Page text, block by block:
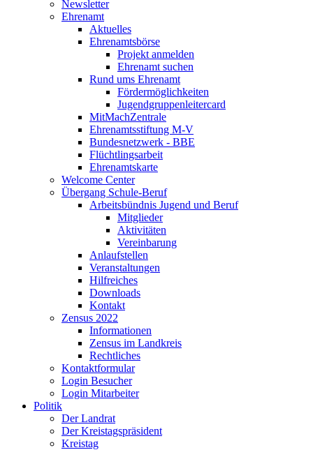
Newsletter
Ehrenamt
Aktuelles
Ehrenamtsbörse
Projekt anmelden
Ehrenamt suchen
Rund ums Ehrenamt
Fördermöglichkeiten
Jugendgruppenleitercard
MitMachZentrale
Ehrenamtsstiftung M-V
Bundesnetzwerk - BBE
Flüchtlingsarbeit
Ehrenamtskarte
Welcome Center
Übergang Schule-Beruf
Arbeitsbündnis Jugend und Beruf
Mitglieder
Aktivitäten
Vereinbarung
Anlaufstellen
Veranstaltungen
Hilfreiches
Downloads
Kontakt
Zensus 2022
Informationen
Zensus im Landkreis
Rechtliches
Kontaktformular
Login Besucher
Login Mitarbeiter
Politik
Der Landrat
Der Kreistagspräsident
Kreistag